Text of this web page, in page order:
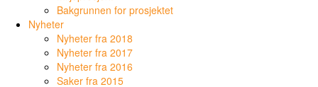
Bakgrunnen for prosjektet
Nyheter
Nyheter fra 2018
Nyheter fra 2017
Nyheter fra 2016
Saker fra 2015